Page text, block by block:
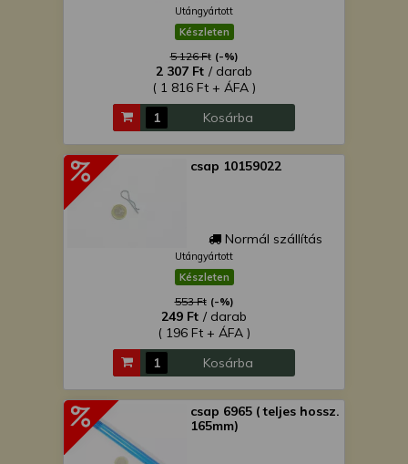
Utángyártott
Készleten
5 126 Ft (-%)
2 307 Ft / darab
( 1 816 Ft + ÁFA )
Kosárba
csap 10159022
Normál szállítás
Utángyártott
Készleten
553 Ft (-%)
249 Ft / darab
( 196 Ft + ÁFA )
Kosárba
csap 6965 ( teljes hossz.
165mm)